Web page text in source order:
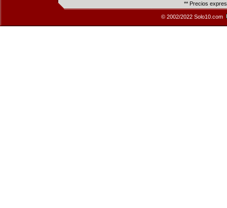
** Precios
© 2002/2022 Solo10.com